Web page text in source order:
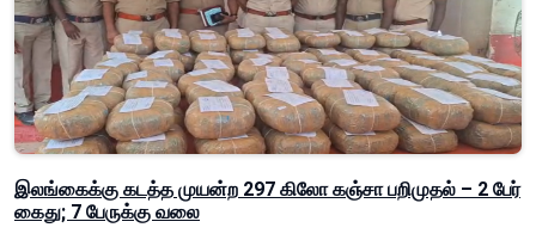
இலங்கைக்கு கடத்த முயன்ற 297 கிலோ கஞ்சா பறிமுதல் – 2 பேர்
கைது; 7 பேருக்கு வலை